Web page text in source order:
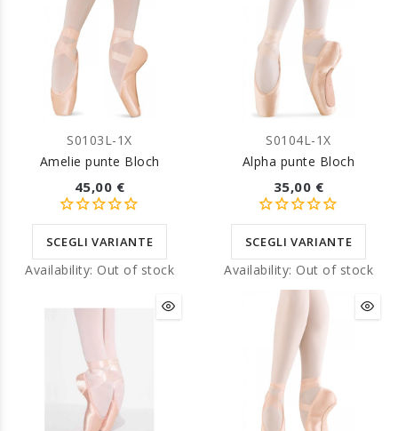
S0103L-1X
Amelie punte Bloch
45,00 €
SCEGLI VARIANTE
Availability: Out of stock
S0104L-1X
Alpha punte Bloch
35,00 €
SCEGLI VARIANTE
Availability: Out of stock